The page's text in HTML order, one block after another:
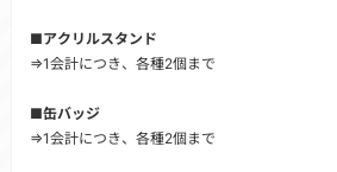
■アクリルスタンド
⇒1会計につき、各種2個まで
■缶バッジ
⇒1会計につき、各種2個まで